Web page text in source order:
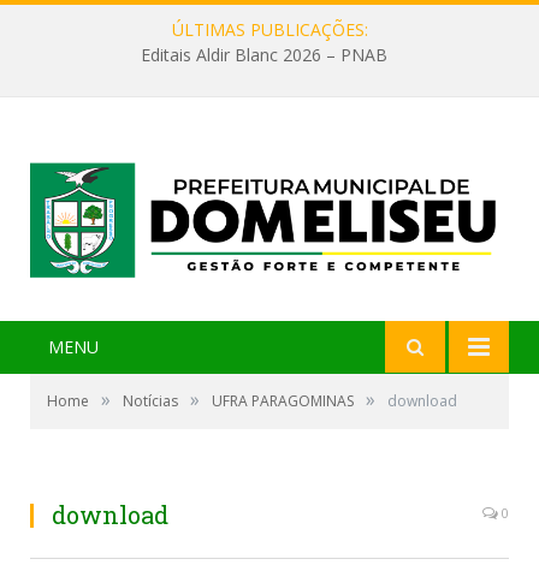
ÚLTIMAS PUBLICAÇÕES:
Editais Aldir Blanc 2026 – PNAB
MENU
Home » Notícias » UFRA PARAGOMINAS » download
download 0